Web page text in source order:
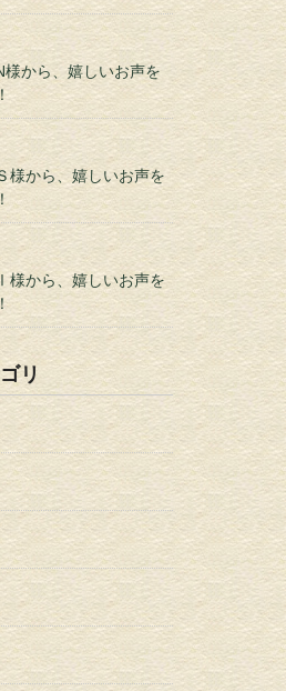
から、嬉しいお声を
様から、嬉しいお声を
様から、嬉しいお声を
リ